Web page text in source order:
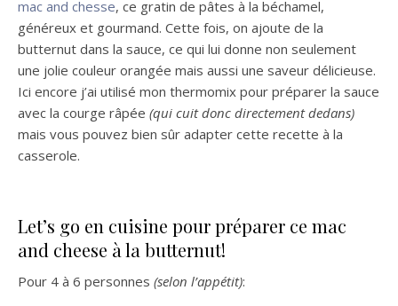
mac and chesse, ce gratin de pâtes à la béchamel,
généreux et gourmand. Cette fois, on ajoute de la
butternut dans la sauce, ce qui lui donne non seulement
une jolie couleur orangée mais aussi une saveur délicieuse.
Ici encore j’ai utilisé mon thermomix pour préparer la sauce
avec la courge râpée (qui cuit donc directement dedans)
mais vous pouvez bien sûr adapter cette recette à la
casserole.
Let’s go en cuisine pour préparer ce mac
and cheese à la butternut!
Pour 4 à 6 personnes (selon l’appétit):